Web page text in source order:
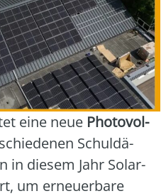
eine neue Pho­to­vol­
Schul­dä­
in die­sem Jahr Solar­
um erneu­er­ba­re